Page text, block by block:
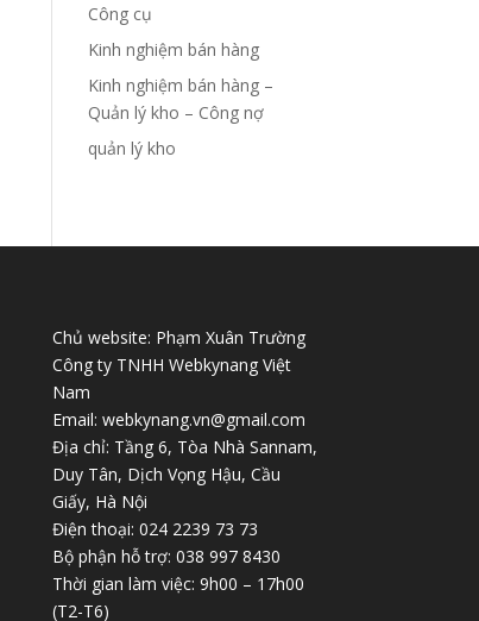
Công cụ
Kinh nghiệm bán hàng
Kinh nghiệm bán hàng –
Quản lý kho – Công nợ
quản lý kho
Chủ website: Phạm Xuân Trường
Công ty TNHH Webkynang Việt
Nam
Email: webkynang.vn@gmail.com
Địa chỉ: Tầng 6, Tòa Nhà Sannam,
Duy Tân, Dịch Vọng Hậu, Cầu
Giấy, Hà Nội
Điện thoại: 024 2239 73 73
Bộ phận hỗ trợ: 038 997 8430
Thời gian làm việc: 9h00 – 17h00
(T2-T6)